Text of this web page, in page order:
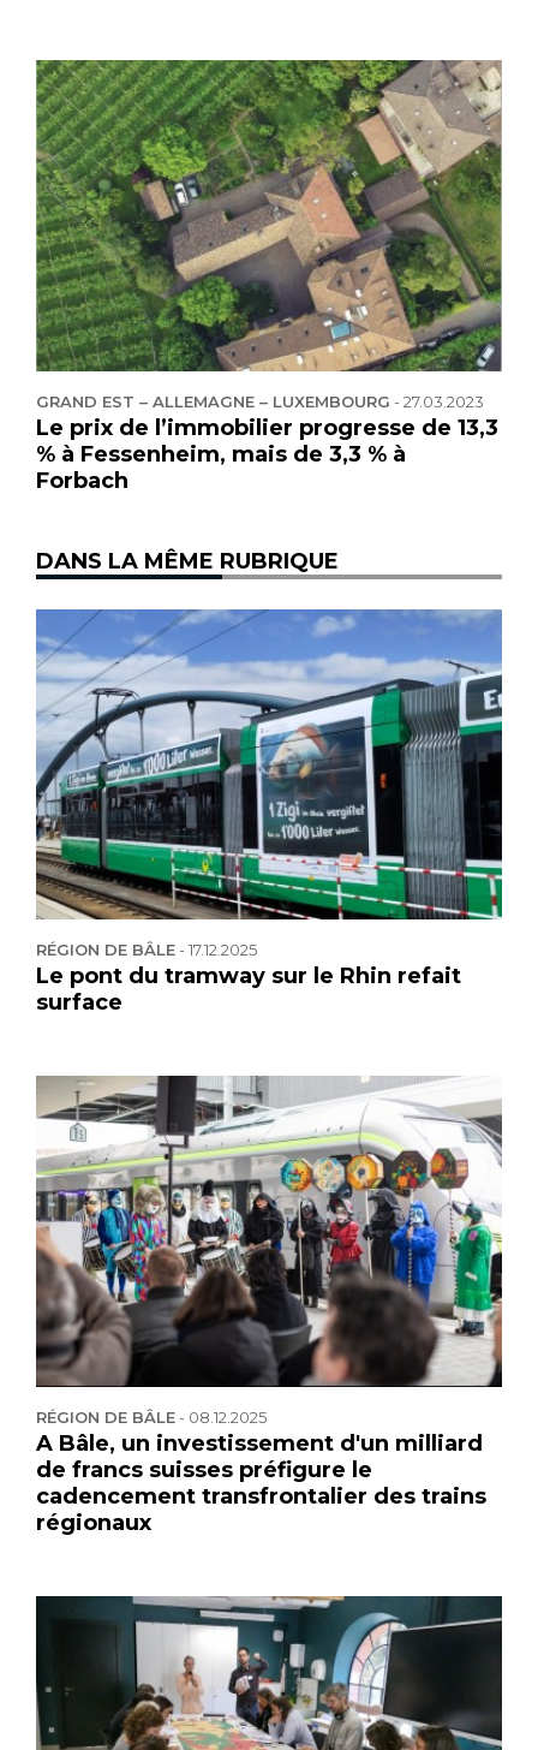
GRAND EST – ALLEMAGNE – LUXEMBOURG -27.03.2023
Le prix de l’immobilier progresse de 13,3
% à Fessenheim, mais de 3,3 % à
Forbach
DANS LA MÊME RUBRIQUE
RÉGION DE BÂLE-17.12.2025
Le pont du tramway sur le Rhin refait
surface
RÉGION DE BÂLE- 08.12.2025
A Bâle, un investissement d'un milliard
de francs suisses préfigure le
cadencement transfrontalier des trains
régionaux